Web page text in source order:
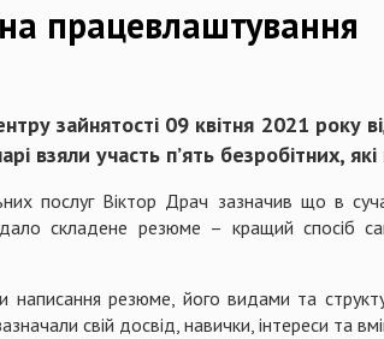
працевлаштування
зайнятості 09 квітня 2021 року
участь п’ять безробітних,
послуг Віктор Драч зазначив що в
складене резюме – кращий спосіб
резюме, його видами та
свій досвід, навички, інтереси та